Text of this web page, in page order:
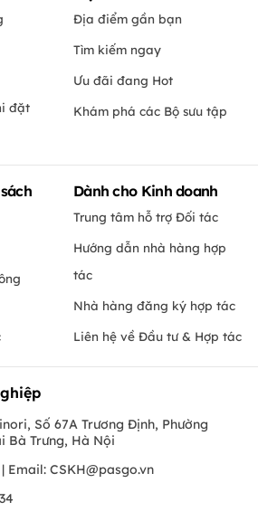
đặt
Địa điểm gần bạn
Tìm kiếm ngay
Ưu đãi đang Hot
Khám phá các Bộ sưu tập
Dành cho Kinh doanh
Trung tâm hỗ trợ Đối tác
Hướng dẫn nhà hàng hợp
tác
Nhà hàng đăng ký hợp tác
Liên hệ về Đầu tư & Hợp tác
Số 67A Trương Định, Phường
Bà Trưng, Hà Nội
Email: CSKH@pasgo.vn